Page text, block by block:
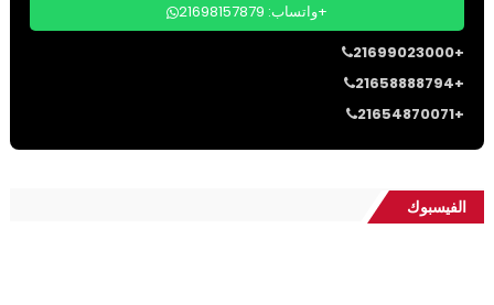
واتساب: 21698157879+
21699023000+
21658888794+
21654870071+
الفيسبوك